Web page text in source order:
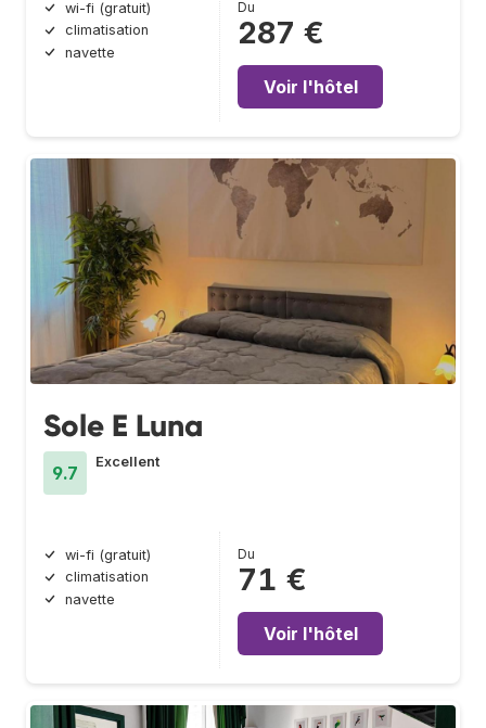
wi-fi (gratuit)
climatisation
navette
Du
287 €
Voir l'hôtel
Sole E Luna
9.7
Excellent
wi-fi (gratuit)
climatisation
navette
Du
71 €
Voir l'hôtel